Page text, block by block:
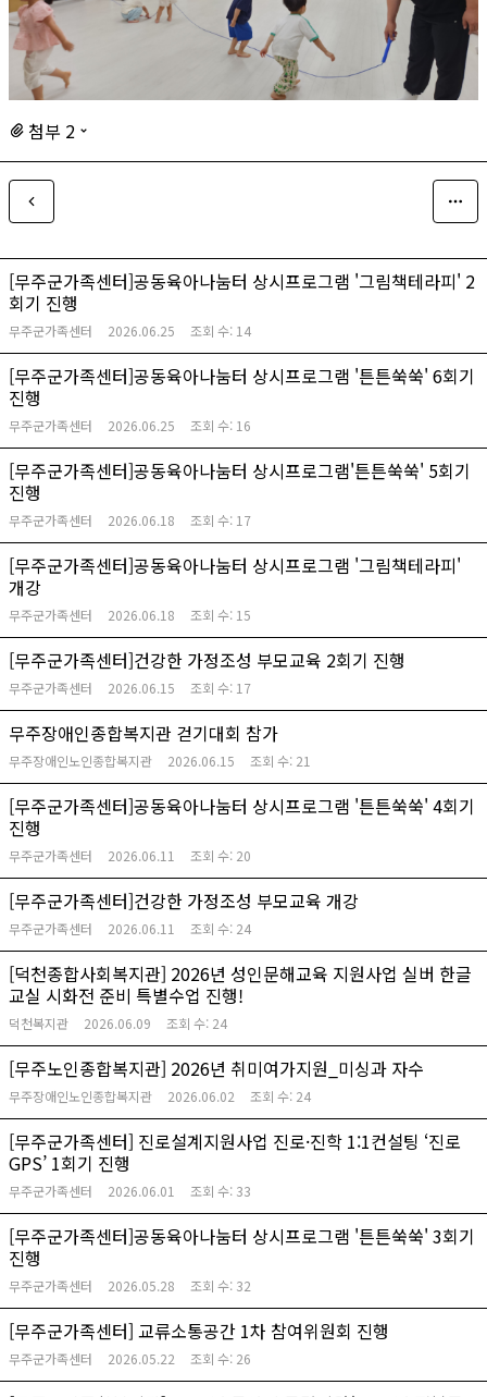
첨부 2
[무주군가족센터]공동육아나눔터 상시프로그램 '그림책테라피' 2
회기 진행
무주군가족센터 2026.06.25 조회 수: 14
[무주군가족센터]공동육아나눔터 상시프로그램 '튼튼쑥쑥' 6회기
진행
무주군가족센터 2026.06.25 조회 수: 16
[무주군가족센터]공동육아나눔터 상시프로그램'튼튼쑥쑥' 5회기
진행
무주군가족센터 2026.06.18 조회 수: 17
[무주군가족센터]공동육아나눔터 상시프로그램 '그림책테라피'
개강
무주군가족센터 2026.06.18 조회 수: 15
[무주군가족센터]건강한 가정조성 부모교육 2회기 진행
무주군가족센터 2026.06.15 조회 수: 17
무주장애인종합복지관 걷기대회 참가
무주장애인노인종합복지관 2026.06.15 조회 수: 21
[무주군가족센터]공동육아나눔터 상시프로그램 '튼튼쑥쑥' 4회기
진행
무주군가족센터 2026.06.11 조회 수: 20
[무주군가족센터]건강한 가정조성 부모교육 개강
무주군가족센터 2026.06.11 조회 수: 24
[덕천종합사회복지관] 2026년 성인문해교육 지원사업 실버 한글
교실 시화전 준비 특별수업 진행!
덕천복지관 2026.06.09 조회 수: 24
[무주노인종합복지관] 2026년 취미여가지원_미싱과 자수
무주장애인노인종합복지관 2026.06.02 조회 수: 24
[무주군가족센터] 진로설계지원사업 진로·진학 1:1컨설팅 ‘진로
GPS’ 1회기 진행
무주군가족센터 2026.06.01 조회 수: 33
[무주군가족센터]공동육아나눔터 상시프로그램 '튼튼쑥쑥' 3회기
진행
무주군가족센터 2026.05.28 조회 수: 32
[무주군가족센터] 교류소통공간 1차 참여위원회 진행
무주군가족센터 2026.05.22 조회 수: 26